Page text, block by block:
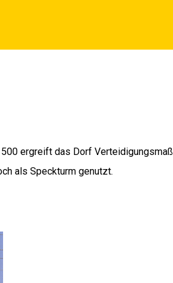
ergreift das Dorf
als Speckturm genutzt.